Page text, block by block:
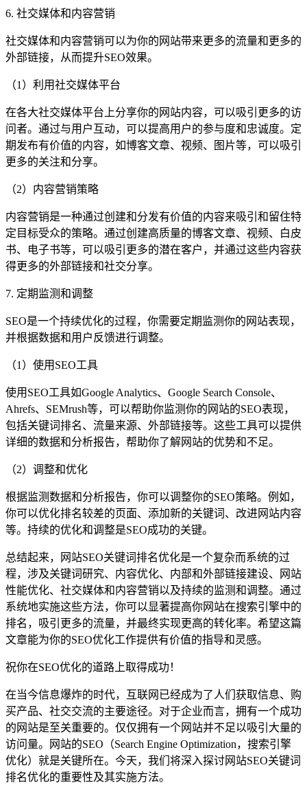
6. 社交媒体和内容营销
社交媒体和内容营销可以为你的网站带来更多的流量和更多的
外部链接，从而提升SEO效果。
（1）利用社交媒体平台
在各大社交媒体平台上分享你的网站内容，可以吸引更多的访
问者。通过与用户互动，可以提高用户的参与度和忠诚度。定
期发布有价值的内容，如博客文章、视频、图片等，可以吸引
更多的关注和分享。
（2）内容营销策略
内容营销是一种通过创建和分发有价值的内容来吸引和留住特
定目标受众的策略。通过创建高质量的博客文章、视频、白皮
书、电子书等，可以吸引更多的潜在客户，并通过这些内容获
得更多的外部链接和社交分享。
7. 定期监测和调整
SEO是一个持续优化的过程，你需要定期监测你的网站表现，
并根据数据和用户反馈进行调整。
（1）使用SEO工具
使用SEO工具如Google Analytics、Google Search Console、
Ahrefs、SEMrush等，可以帮助你监测你的网站的SEO表现，
包括关键词排名、流量来源、外部链接等。这些工具可以提供
详细的数据和分析报告，帮助你了解网站的优势和不足。
（2）调整和优化
根据监测数据和分析报告，你可以调整你的SEO策略。例如，
你可以优化排名较差的页面、添加新的关键词、改进网站内容
等。持续的优化和调整是SEO成功的关键。
总结起来，网站SEO关键词排名优化是一个复杂而系统的过
程，涉及关键词研究、内容优化、内部和外部链接建设、网站
性能优化、社交媒体和内容营销以及持续的监测和调整。通过
系统地实施这些方法，你可以显著提高你网站在搜索引擎中的
排名，吸引更多的流量，并最终实现更高的转化率。希望这篇
文章能为你的SEO优化工作提供有价值的指导和灵感。
祝你在SEO优化的道路上取得成功！
在当今信息爆炸的时代，互联网已经成为了人们获取信息、购
买产品、社交交流的主要途径。对于企业而言，拥有一个成功
的网站是至关重要的。仅仅拥有一个网站并不足以吸引大量的
访问量。网站的SEO（Search Engine Optimization，搜索引擎
优化）就是关键所在。今天，我们将深入探讨网站SEO关键词
排名优化的重要性及其实施方法。